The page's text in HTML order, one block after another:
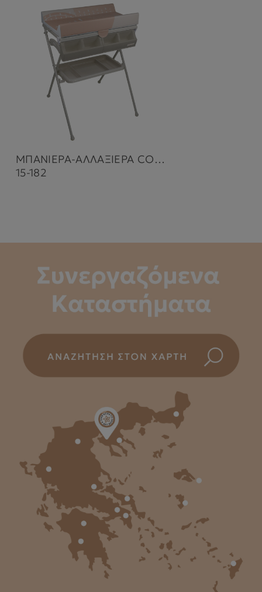
ΜΠΑΝΙΕΡΑ-ΑΛΛΑΞΙΕΡΑ COOLNESS LEAF MOCHA
15-182